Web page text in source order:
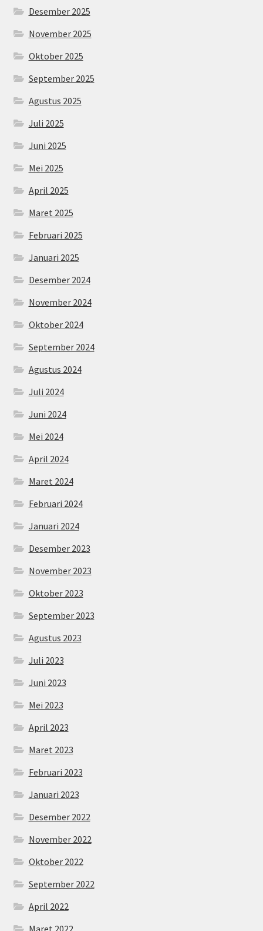
Desember 2025
November 2025
Oktober 2025
September 2025
Agustus 2025
Juli 2025
Juni 2025
Mei 2025
April 2025
Maret 2025
Februari 2025
Januari 2025
Desember 2024
November 2024
Oktober 2024
September 2024
Agustus 2024
Juli 2024
Juni 2024
Mei 2024
April 2024
Maret 2024
Februari 2024
Januari 2024
Desember 2023
November 2023
Oktober 2023
September 2023
Agustus 2023
Juli 2023
Juni 2023
Mei 2023
April 2023
Maret 2023
Februari 2023
Januari 2023
Desember 2022
November 2022
Oktober 2022
September 2022
April 2022
Maret 2022